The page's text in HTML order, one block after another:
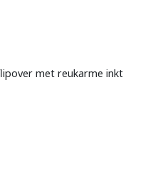
met reukarme inkt